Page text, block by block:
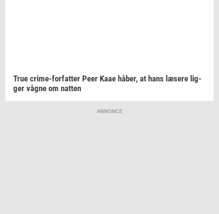
True crime-​forfatter Peer Kaae håber, at hans læ­se­re lig­
ger vågne om nat­ten
ANNONCE